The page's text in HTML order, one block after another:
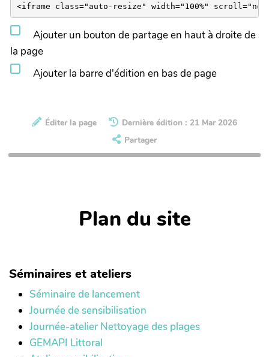
Ajouter un bouton de partage en haut à droite de
la page
Ajouter la barre d'édition en bas de page
Éditer la page
Dernière édition : 21 Mar 2026
Partager
Plan du site
Séminaires et ateliers
Séminaire de lancement
Journée de sensibilisation
Journée-atelier Nettoyage des plages
GEMAPI Littoral